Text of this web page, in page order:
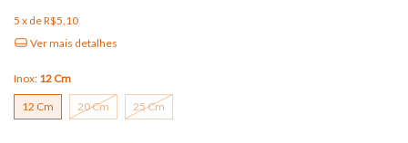
5 x deR$5,10
Ver mais detalhes
Inox: 12 Cm
12 Cm 20 Cm 25 Cm